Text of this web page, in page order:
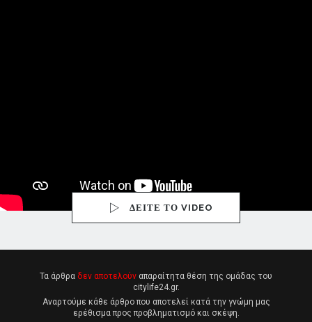
ΔΕΙΤΕ ΤΟ VIDEO
Τα άρθρα δεν αποτελούν απαραίτητα θέση της ομάδας του
citylife24.gr.
Αναρτούμε κάθε άρθρο που αποτελεί κατά την γνώμη μας
ερέθισμα προς προβληματισμό και σκέψη.